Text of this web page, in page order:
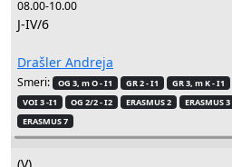
08.00-10.00
J-IV/6
Drašler Andreja
Smeri: OG 3, m O - I1 GR 2 - I1 GR 3, m K - I1
VOI 3 -I1
OG 2/2 - I2 ERASMUS 2 ERASMUS 3
ERASMUS 7